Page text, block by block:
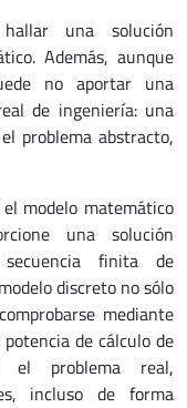
una solución
Además, aunque
no aportar una
de ingeniería: una
problema abstracto,
modelo matemático
una solución
finita de
discreto no sólo
mediante
de cálculo de
el problema real,
incluso de forma